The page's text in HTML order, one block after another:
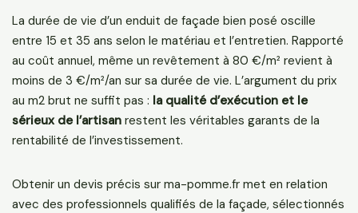
La durée de vie d’un enduit de façade bien posé oscille
entre 15 et 35 ans selon le matériau et l’entretien. Rapporté
au coût annuel, même un revêtement à 80 €/m² revient à
moins de 3 €/m²/an sur sa durée de vie. L’argument du prix
au m2 brut ne suffit pas : la qualité d’exécution et le
sérieux de l’artisan restent les véritables garants de la
rentabilité de l’investissement.
Obtenir un devis précis sur ma-pomme.fr met en relation
avec des professionnels qualifiés de la façade, sélectionnés